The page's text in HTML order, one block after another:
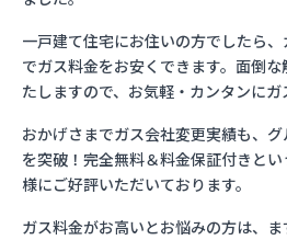
一戸建て住宅にお住いの方でしたら
でガス料金をお安くできます。面倒
たしますので、お気軽・カンタンにガ
おかげさまでガス会社変更実績も、
を突破！完全無料＆料金保証付きと
様にご好評いただいております。
ガス料金がお高いとお悩みの方は、